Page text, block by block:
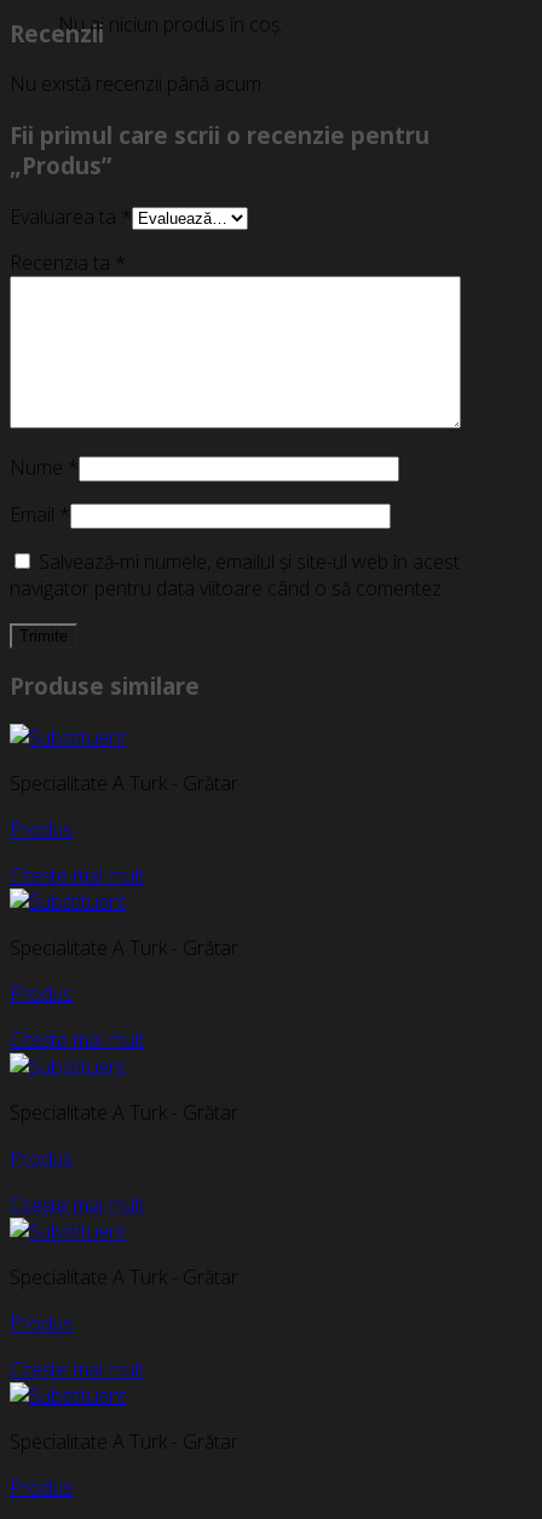
Nu ai niciun produs în coș.
Recenzii
Nu există recenzii până acum.
Fii primul care scrii o recenzie pentru
„Produs”
Evaluarea ta *
Recenzia ta *
Nume *
Email *
Salvează-mi numele, emailul și site-ul web în acest
navigator pentru data viitoare când o să comentez.
Produse similare
Specialitate A Turk - Grătar
Produs
Citește mai mult
Specialitate A Turk - Grătar
Produs
Citește mai mult
Specialitate A Turk - Grătar
Produs
Citește mai mult
Specialitate A Turk - Grătar
Produs
Citește mai mult
Specialitate A Turk - Grătar
Produs